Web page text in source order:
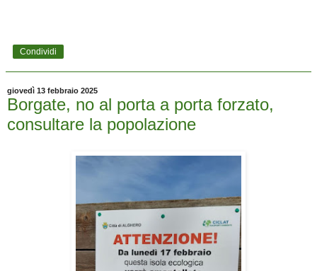
Condividi
giovedì 13 febbraio 2025
Borgate, no al porta a porta forzato,
consultare la popolazione